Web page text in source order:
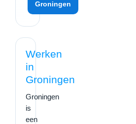
Groningen
Werken
in
Groningen
Groningen
is
een